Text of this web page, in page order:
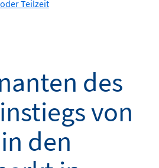
Teilzeit
des
von
den